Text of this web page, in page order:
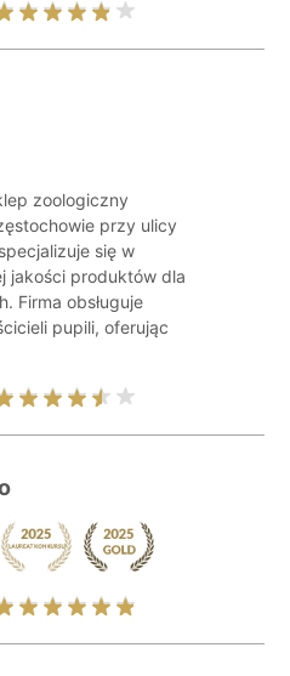
zoologiczny
przy ulicy
się w
jakości produktów dla
Firma obsługuje
pupili, oferując